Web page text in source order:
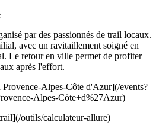
par des passionnés de trail locaux.
avec un ravitaillement soigné en
Le retour en ville permet de profiter
après l'effort.
Alpes-Côte d'Azur](/events?
Alpes-Côte+d%27Azur)
outils/calculateur-allure)